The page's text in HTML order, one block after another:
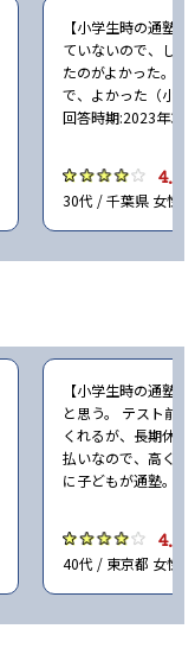
【小学生時の通塾
ていないので、し
たのがよかった。
で、よかった（小
回答時期:2023年3
4.0
30代 / 千葉県 女性
【小学生時の通塾
と思う。 テスト前
くれるが、長期休
払いなので、高く
に子どもが通塾。
4.0
40代 / 東京都 女性